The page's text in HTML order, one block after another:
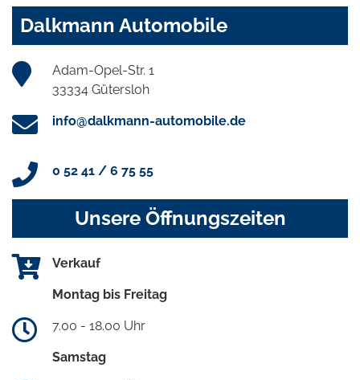
Dalkmann Automobile
Adam-Opel-Str. 1
33334 Gütersloh
info@dalkmann-automobile.de
0 52 41 / 6 75 55
Unsere Öffnungszeiten
Verkauf
Montag bis Freitag
7.00 - 18.00 Uhr
Samstag